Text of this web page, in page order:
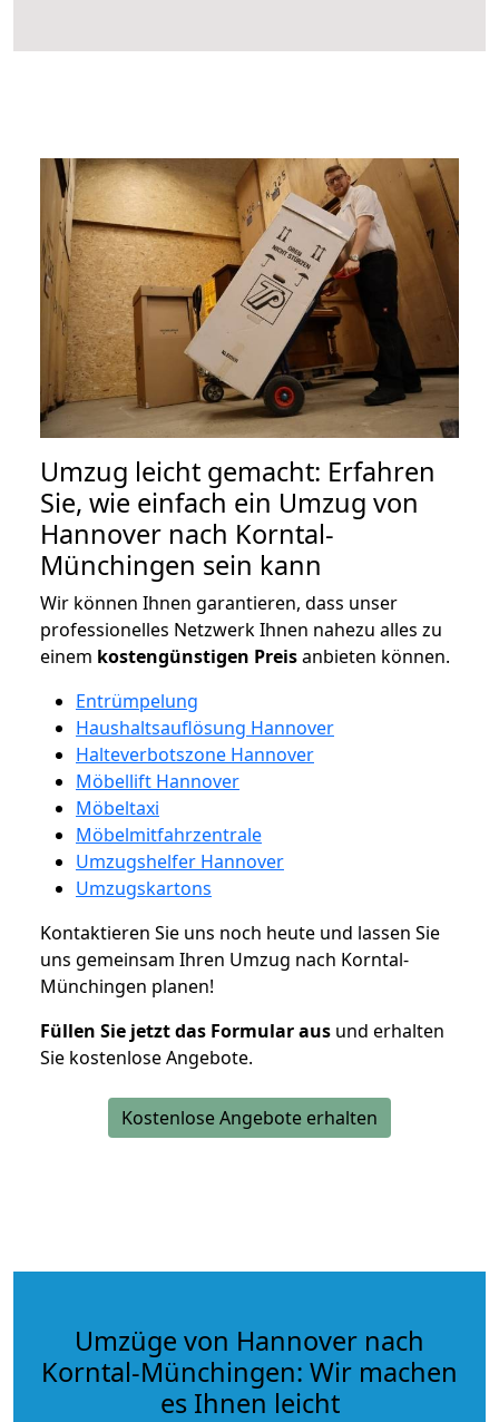
Umzug leicht gemacht: Erfahren
Sie, wie einfach ein Umzug von
Hannover nach Korntal-
Münchingen sein kann
Wir können Ihnen garantieren, dass unser
professionelles Netzwerk Ihnen nahezu alles zu
einem kostengünstigen Preisanbieten können.
Entrümpelung
Haushaltsauflösung Hannover
Halteverbotszone Hannover
Möbellift Hannover
Möbeltaxi
Möbelmitfahrzentrale
Umzugshelfer Hannover
Umzugskartons
Kontaktieren Sie uns noch heute und lassen Sie
uns gemeinsam Ihren Umzug nach Korntal-
Münchingen planen!
Füllen Sie jetzt das Formular aus und erhalten
Sie kostenlose Angebote.
Kostenlose Angebote erhalten
Umzüge von Hannover nach
Korntal-Münchingen: Wir machen
es Ihnen leicht